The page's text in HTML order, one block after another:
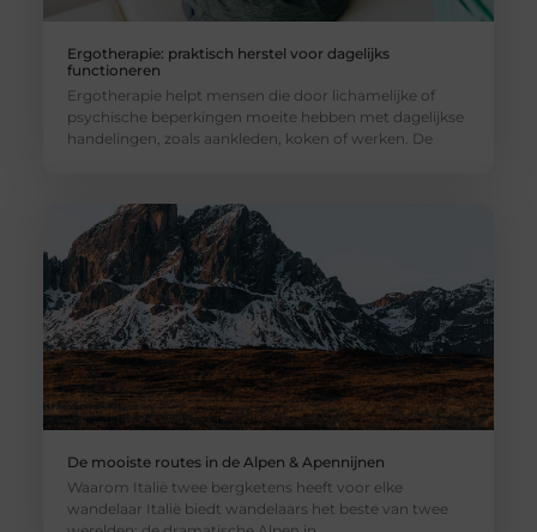
Ergotherapie: praktisch herstel voor dagelijks
functioneren
Ergotherapie helpt mensen die door lichamelijke of
psychische beperkingen moeite hebben met dagelijkse
handelingen, zoals aankleden, koken of werken. De
De mooiste routes in de Alpen & Apennijnen
Waarom Italië twee bergketens heeft voor elke
wandelaar Italië biedt wandelaars het beste van twee